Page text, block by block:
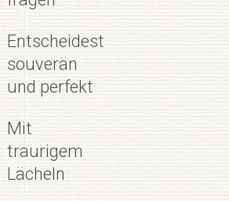
Entscheidest
souverän
und perfekt
Mit
traurigem
Lächeln